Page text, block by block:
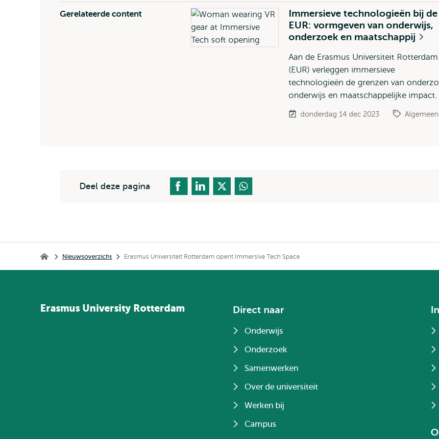
Gerelateerde content
Immersieve technologieën bij de
EUR: vormgeven van onderwijs,
onderzoek en maatschappij
Aan de Erasmus Universiteit Rotterdam
(EUR) verleggen immersieve
technologieën de grenzen van
onderwijs en maatschappelijke impact.
donderdag 14 dec 2023 Algemeen
Deel deze pagina
Home Nieuwsoverzicht Erasmus Universiteit Rotterdam opent Immersive Tech Space
Erasmus University Rotterdam Direct naar
Onderwijs
Onderzoek
Samenwerken
Over de universiteit
Werken bij
Campus